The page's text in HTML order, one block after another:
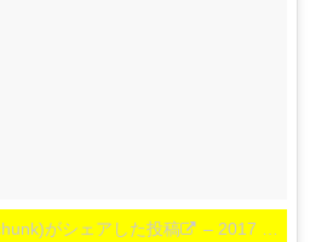
がシェアした投稿 – 2017 5月 20 12:43午前 PDT